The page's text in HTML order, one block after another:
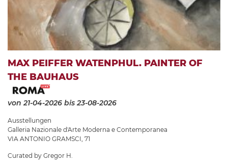
MAX PEIFFER WATENPHUL. PAINTER OF
THE BAUHAUS
von 21-04-2026 bis 23-08-2026
Ausstellungen
Galleria Nazionale d'Arte Moderna e Contemporanea
VIA ANTONIO GRAMSCI, 71
Curated by Gregor H.